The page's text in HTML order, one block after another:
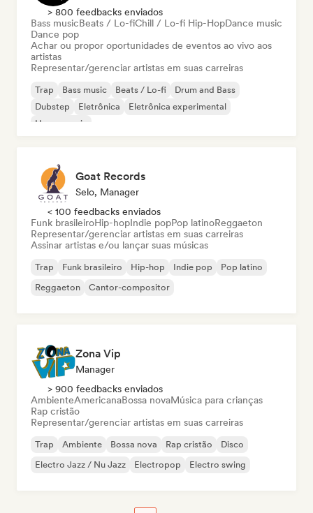
> 800 feedbacks enviados
Bass musicBeats / Lo-fiChill / Lo-fi Hip-HopDance music
Dance pop
Achar ou propor oportunidades de eventos ao vivo aos
artistas
Representar/gerenciar artistas em suas carreiras
Trap Bass music Beats / Lo-fi
Drum and Bass
Dubstep
Eletrônica
Eletrônica experimental
House music
Goat Records
Selo, Manager
< 100 feedbacks enviados
Funk brasileiroHip-hopIndie popPop latinoReggaeton
Representar/gerenciar artistas em suas carreiras
Assinar artistas e/ou lançar suas músicas
Trap Funk brasileiro Hip-hop Indie pop
Pop latino
Reggaeton
Cantor-compositor
Zona Vip
Manager
> 900 feedbacks enviados
AmbienteAmericanaBossa novaMúsica para crianças
Rap cristão
Representar/gerenciar artistas em suas carreiras
Trap Ambiente Bossa nova Rap cristão
Disco
Electro Jazz / Nu Jazz
Electropop Electro swing